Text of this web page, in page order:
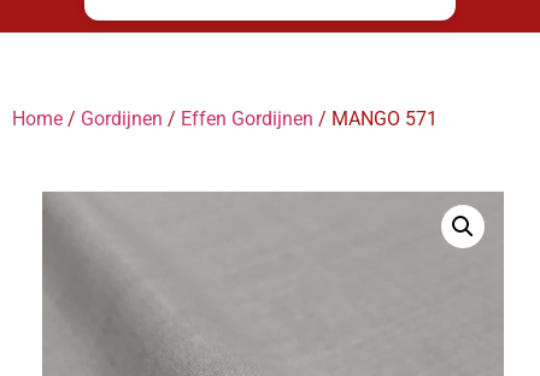
Home / Gordijnen / Effen Gordijnen / MANGO 571